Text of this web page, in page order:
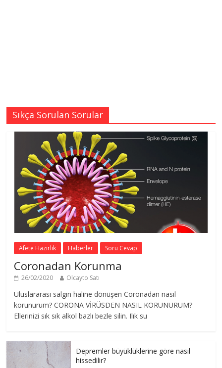
Sıkça Sorulan Sorular
Afete Hazırlık Haberler Soru Cevap
Coronadan Korunma
26/02/2020 Olcayto Satı
Uluslararası salgın haline dönüşen Coronadan nasıl
korunurum? CORONA VİRÜSDEN NASIL KORUNURUM?
Ellerinizi sık sık alkol bazlı bezle silin. Ilık su
Depremler büyüklüklerine göre nasıl
hissedilir?